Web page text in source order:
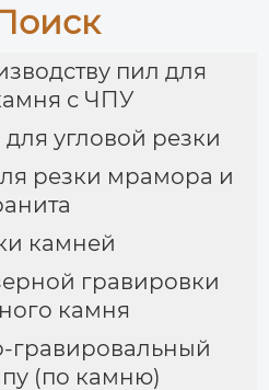
пил для
с ЧПУ
угловой резки
резки мрамора и
камней
гравировки
камня
гравировальный
(по камню)